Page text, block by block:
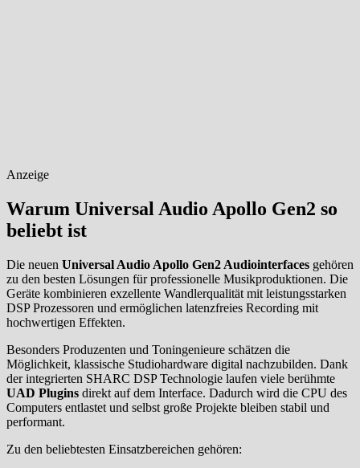
Anzeige
Warum Universal Audio Apollo Gen2 so
beliebt ist
Die neuen Universal Audio Apollo Gen2 Audiointerfaces gehören
zu den besten Lösungen für professionelle Musikproduktionen. Die
Geräte kombinieren exzellente Wandlerqualität mit leistungsstarken
DSP Prozessoren und ermöglichen latenzfreies Recording mit
hochwertigen Effekten.
Besonders Produzenten und Toningenieure schätzen die
Möglichkeit, klassische Studiohardware digital nachzubilden. Dank
der integrierten SHARC DSP Technologie laufen viele berühmte
UAD Plugins direkt auf dem Interface. Dadurch wird die CPU des
Computers entlastet und selbst große Projekte bleiben stabil und
performant.
Zu den beliebtesten Einsatzbereichen gehören: